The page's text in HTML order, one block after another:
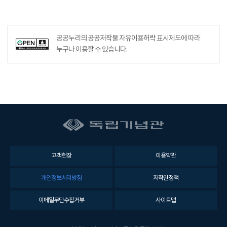
공공누리의 공공저작물 자유이용허락 표시제도에 따라
누구나 이용할 수 있습니다.
고객헌장 이용약관
개인정보처리방침 저작권정책
이메일무단수집거부 사이트맵